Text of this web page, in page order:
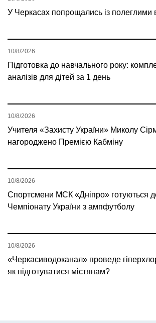
У Черкасах попрощались із полеглими
Підготовка до навчального року:
аналізів для дітей за 1 день
10/8/2026
Учителя «Захисту України» Миколу
нагороджено Премією Кабміну
10/8/2026
Спортсмени МСК «Дніпро» готуються
Чемпіонату України з ампфутболу
10/8/2026
«Черкасиводоканал» проведе
як підготуватися містянам?
10/8/2026